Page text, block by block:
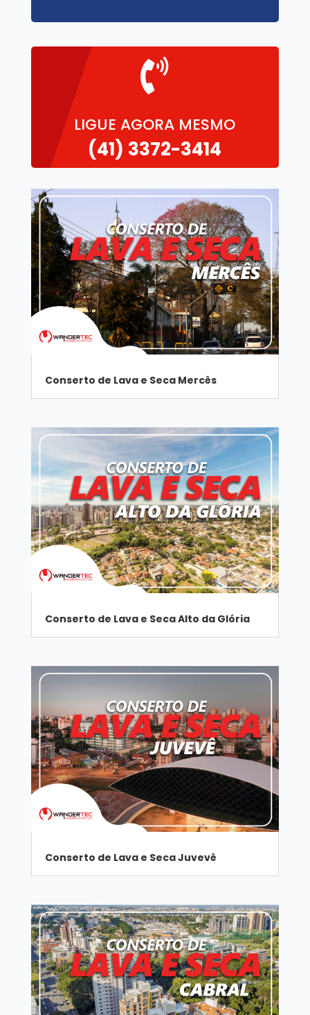

LIGUE AGORA MESMO
(41) 3372-3414
Conserto de Lava e Seca Mercês
Conserto de Lava e Seca Alto da Glória
Conserto de Lava e Seca Juvevê